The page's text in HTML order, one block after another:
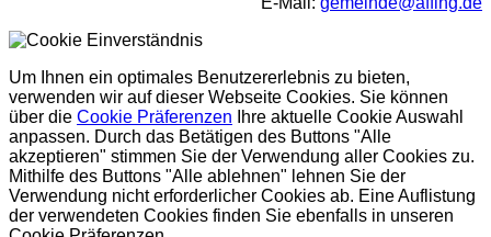
Um Ihnen ein optimales Benutzererlebnis zu bieten,
verwenden wir auf dieser Webseite Cookies. Sie können
über die Cookie Präferenzen Ihre aktuelle Cookie Auswahl
anpassen. Durch das Betätigen des Buttons "Alle
akzeptieren" stimmen Sie der Verwendung aller Cookies zu.
Mithilfe des Buttons "Alle ablehnen" lehnen Sie der
Verwendung nicht erforderlicher Cookies ab. Eine Auflistung
der verwendeten Cookies finden Sie ebenfalls in unseren